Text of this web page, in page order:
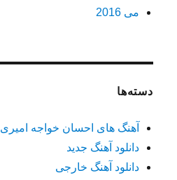
می 2016
دسته‌ها
آهنگ های احسان خواجه امیری
دانلود آهنگ جدید
دانلود آهنگ خارجی